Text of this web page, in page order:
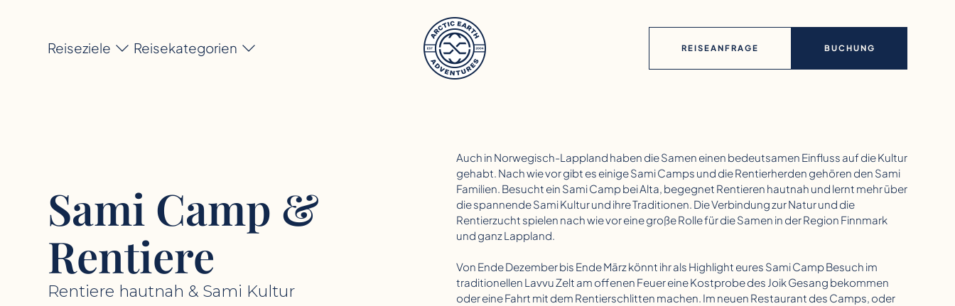
Reiseziele Reisekategorien REISEANFRAGE BUCHUNG
Sami Camp &
Rentiere
Rentiere hautnah & Sami Kultur
Auch in Norwegisch-Lappland haben die Samen einen bedeutsamen Einfluss auf die Kultur
gehabt. Nach wie vor gibt es einige Sami Camps und die Rentierherden gehören den Sami
Familien. Besucht ein Sami Camp bei Alta, begegnet Rentieren hautnah und lernt mehr über
die spannende Sami Kultur und ihre Traditionen. Die Verbindung zur Natur und die
Rentierzucht spielen nach wie vor eine große Rolle für die Samen in der Region Finnmark
und ganz Lappland.
Von Ende Dezember bis Ende März könnt ihr als Highlight eures Sami Camp Besuch im
traditionellen Lavvu Zelt am offenen Feuer eine Kostprobe des Joik Gesang bekommen
oder eine Fahrt mit dem Rentierschlitten machen. Im neuen Restaurant des Camps, oder